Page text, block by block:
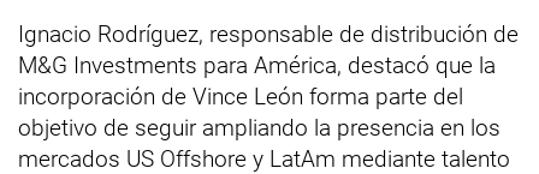
Ignacio Rodríguez, responsable de distribución de
M&G Investments para América, destacó que la
incorporación de Vince León forma parte del
objetivo de seguir ampliando la presencia en los
mercados US Offshore y LatAm mediante talento